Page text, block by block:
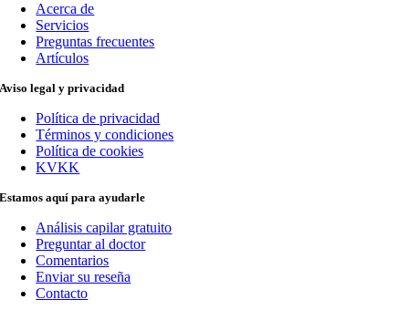
Acerca de
Servicios
Preguntas frecuentes
Artículos
Aviso legal y privacidad
Política de privacidad
Términos y condiciones
Política de cookies
KVKK
Estamos aquí para ayudarle
Análisis capilar gratuito
Preguntar al doctor
Comentarios
Enviar su reseña
Contacto